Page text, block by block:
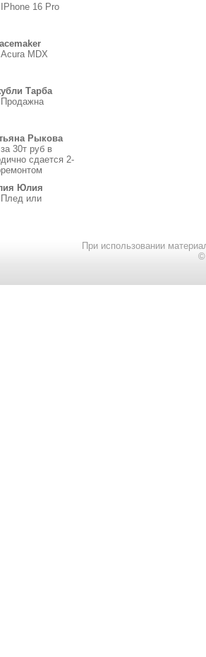
IPhone 16 Pro
Acura MDX
Тарба
Продажна
Рыкова
за 30т руб в
сдается 2-
Юлия
Плед или
При использовании